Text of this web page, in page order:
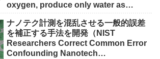
oxygen, produce only water as
ナノテク計測を混乱させる一般的誤差
を補正する手法を開発（NIST
Researchers Correct Common Error
Confounding Nanotech